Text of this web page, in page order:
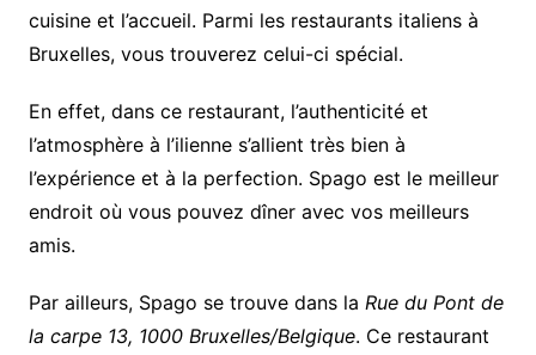
cuisine et l’accueil. Parmi les restaurants italiens à
Bruxelles, vous trouverez celui-ci spécial.
En effet, dans ce restaurant, l’authenticité et
l’atmosphère à l’ilienne s’allient très bien à
l’expérience et à la perfection. Spago est le meilleur
endroit où vous pouvez dîner avec vos meilleurs
amis.
Par ailleurs, Spago se trouve dans la Rue du Pont de
la carpe 13, 1000 Bruxelles/Belgique. Ce restaurant